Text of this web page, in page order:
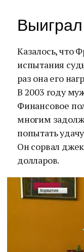
Казалось, что
испытания
раз она его
В 2003 году
Финансовое
многим
попытать
Он сорвал
долларов.